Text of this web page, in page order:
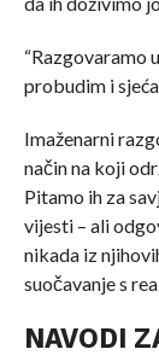
“Razgovaramo
probudim i
Imaženarni
način na koji
Pitamo ih za
vijesti – ali
nikada iz
suočavanje s
NAVODI